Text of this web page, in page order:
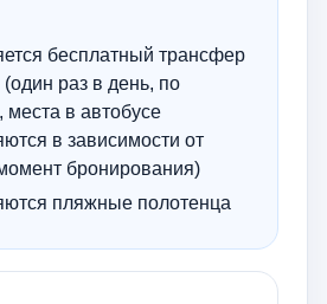
бесплатный трансфер
раз в день, по
места в автобусе
в зависимости от
бронирования)
пляжные полотенца